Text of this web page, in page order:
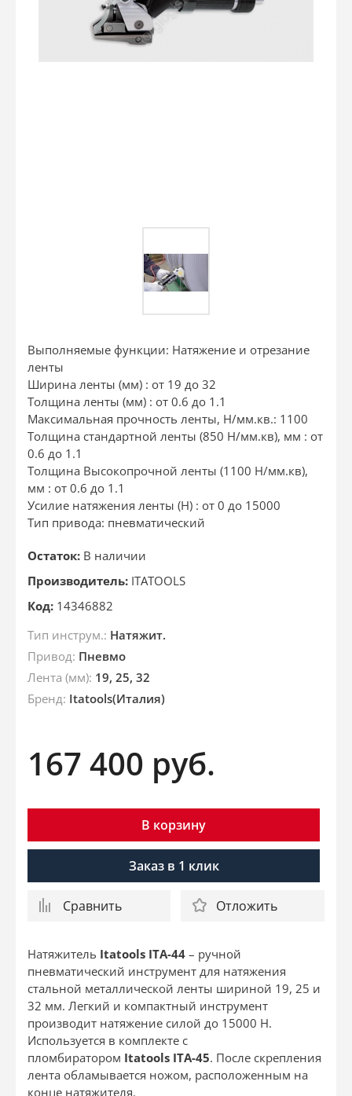
Выполняемые функции: Натяжение и отрезание
ленты
Ширина ленты (мм) : от 19 до 32
Толщина ленты (мм) : от 0.6 до 1.1
Максимальная прочность ленты, Н/мм.кв.: 1100
Толщина стандартной ленты (850 Н/мм.кв), мм : от
0.6 до 1.1
Толщина Высокопрочной ленты (1100 Н/мм.кв),
мм : от 0.6 до 1.1
Усилие натяжения ленты (Н) : от 0 до 15000
Тип привода: пневматический
Остаток: В наличии
Производитель: ITATOOLS
Код: 14346882
Тип инструм.: Натяжит.
Привод: Пневмо
Лента (мм): 19, 25, 32
Бренд: Itatools(Италия)
167 400 руб.
В корзину
Заказ в 1 клик
Сравнить Отложить
Натяжитель Itatools ITA-44 – ручной
пневматический инструмент для натяжения
стальной металлической ленты шириной 19, 25 и
32 мм. Легкий и компактный инструмент
производит натяжение силой до 15000 Н.
Используется в комплекте с
пломбиратором Itatools ITA-45. После скрепления
лента обламывается ножом, расположенным на
конце натяжителя.